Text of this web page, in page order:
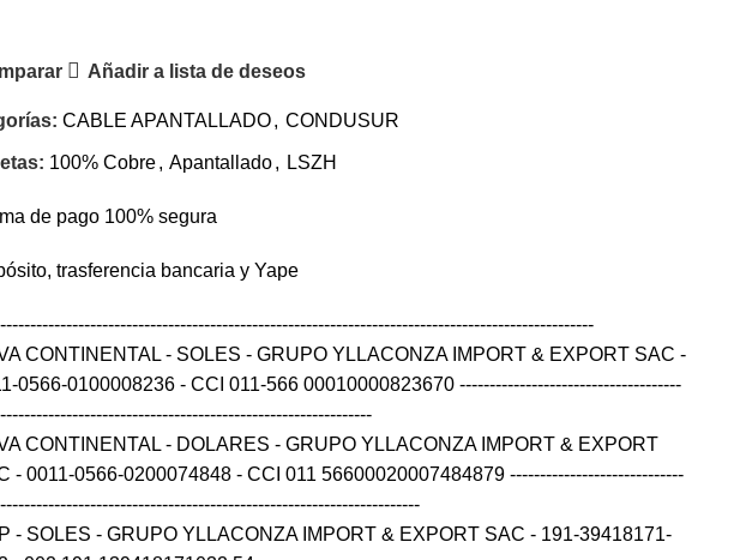
Añadir a lista de deseos
CABLE APANTALLADO, CONDUSUR
100% Cobre, Apantallado, LSZH
de pago 100% segura
trasferencia bancaria y Yape
CONTINENTAL - SOLES - GRUPO YLLACONZA IMPORT & EXPORT SAC -
0566-0100008236 - CCI 011-566 00010000823670 -------------------------------------
CONTINENTAL - DOLARES - GRUPO YLLACONZA IMPORT & EXPORT
- 0011-0566-0200074848 - CCI 011 56600020007484879 -----------------------------
- SOLES - GRUPO YLLACONZA IMPORT & EXPORT SAC - 191-39418171-